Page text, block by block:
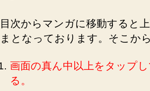
目次からマンガに移動すると
まとなっております。そこか
画面の真ん中以上をタップし
る。